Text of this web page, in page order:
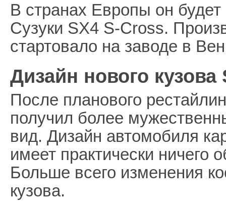
В странах Европы он
Сузуки SX4 S-Cross.
стартовало на заводе в
Дизайн нового кузова
После планового
получил более
вид. Дизайн автомобиля
имеет практически ничего
Больше всего изменения
кузова.